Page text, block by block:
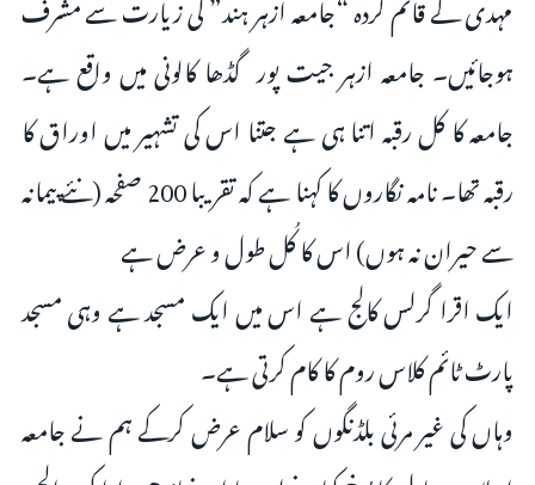
ہوجائیں۔ جامعہ ازہر جیت پور گڈھا کالونی میں واقع ہے۔
جامعہ کا کل رقبہ اتنا ہی ہے جتنا اس کی تشہیر میں اوراق کا
رقبہ تھا۔ نامہ نگاروں کا کہنا ہے کہ تقریبا 200 صفحہ (نئے پیمانہ
سے حیران نہ ہوں) اس کا کُل طول و عرض ہے
ایک اقرا گرلس کالج ہے اس میں ایک مسجد ہے وہی مسجد
پارٹ ٹائم کلاس روم کا کام کرتی ہے۔
وہاں کی غیر مرئی بلڈنگوں کو سلام عرض کرکے ہم نے جامعہ